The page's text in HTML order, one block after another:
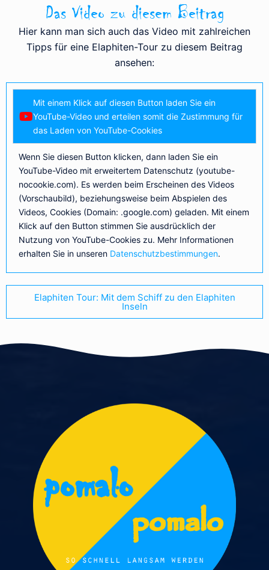
Das Video zu diesem Beitrag
Hier kann man sich auch das Video mit zahlreichen
Tipps für eine Elaphiten-Tour zu diesem Beitrag
ansehen:
Mit einem Klick auf diesen Button laden Sie ein
YouTube-Video und erteilen somit die Zustimmung für
das Laden von YouTube-Cookies
Wenn Sie diesen Button klicken, dann laden Sie ein
YouTube-Video mit erweitertem Datenschutz (youtube-
nocookie.com). Es werden beim Erscheinen des Videos
(Vorschaubild), beziehungsweise beim Abspielen des
Videos, Cookies (Domain: .google.com) geladen. Mit einem
Klick auf den Button stimmen Sie ausdrücklich der
Nutzung von YouTube-Cookies zu. Mehr Informationen
erhalten Sie in unseren Datenschutzbestimmungen.
Elaphiten Tour: Mit dem Schiff zu den Elaphiten
Inseln